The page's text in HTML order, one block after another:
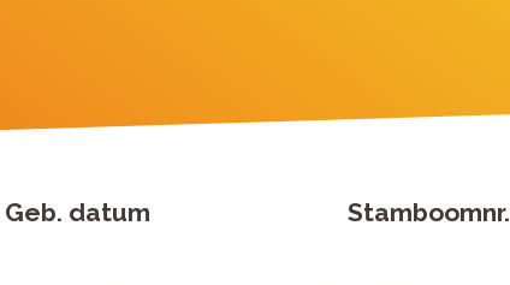
Geb. datum Stamboomnr.